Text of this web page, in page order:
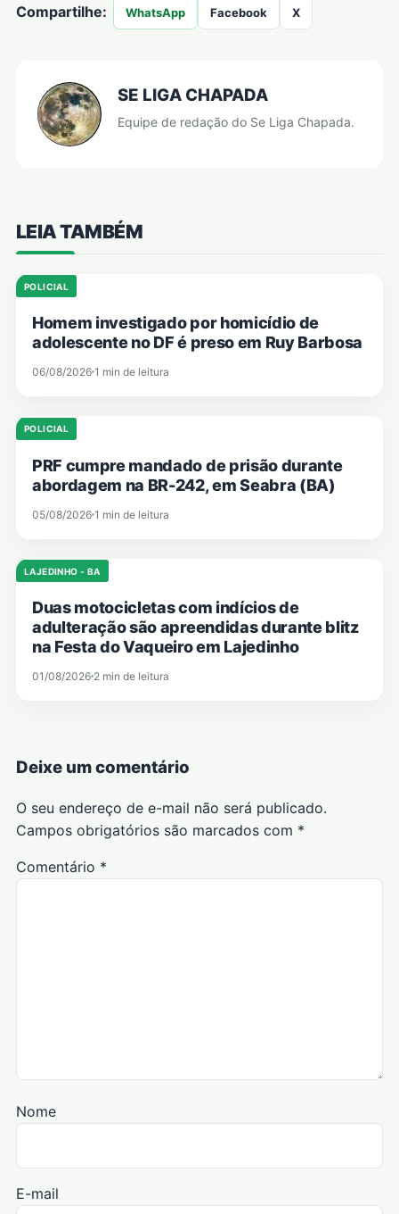
Compartilhe: WhatsApp Facebook X
SE LIGA CHAPADA
Equipe de redação do Se Liga Chapada.
LEIA TAMBÉM
POLICIAL
Homem investigado por homicídio de
adolescente no DF é preso em Ruy Barbosa
06/08/2026 1 min de leitura
POLICIAL
PRF cumpre mandado de prisão durante
abordagem na BR-242, em Seabra (BA)
05/08/2026 1 min de leitura
LAJEDINHO - BA
Duas motocicletas com indícios de
adulteração são apreendidas durante blitz
na Festa do Vaqueiro em Lajedinho
01/08/2026 2 min de leitura
Deixe um comentário
O seu endereço de e-mail não será publicado.
Campos obrigatórios são marcados com *
Comentário *
Nome
E-mail